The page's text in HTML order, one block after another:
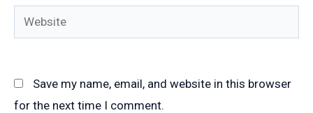
Website
Save my name, email, and website in this browser
for the next time I comment.